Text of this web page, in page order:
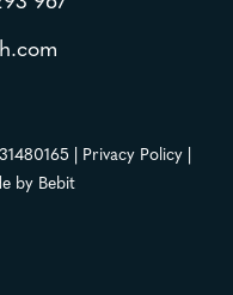
| Privacy Policy
by Bebit